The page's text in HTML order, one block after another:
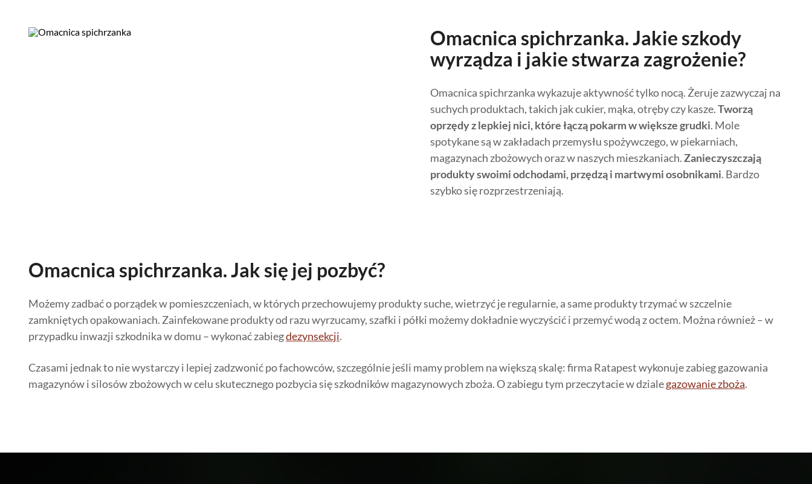
Omacnica spichrzanka. Jakie szkody
wyrządza i jakie stwarza zagrożenie?
Omacnica spichrzanka wykazuje aktywność tylko nocą. Żeruje zazwyczaj na
suchych produktach, takich jak cukier, mąka, otręby czy kasze.Tworzą
oprzędy z lepkiej nici, które łączą pokarm w większe grudki. Mole
spotykane są w zakładach przemysłu spożywczego, w piekarniach,
magazynach zbożowych oraz w naszych mieszkaniach.Zanieczyszczają
produkty swoimi odchodami, przędzą i martwymi osobnikami. Bardzo
szybko się rozprzestrzeniają.
Omacnica spichrzanka. Jak się jej pozbyć?
Możemy zadbać o porządek w pomieszczeniach, w których przechowujemy produkty suche, wietrzyć je regularnie, a same produkty trzymać w szczelnie
zamkniętych opakowaniach. Zainfekowane produkty od razu wyrzucamy, szafki i półki możemy dokładnie wyczyścić i przemyć wodą z octem. Można również – w
przypadku inwazji szkodnika w domu – wykonać zabiegdezynsekcji.
Czasami jednak to nie wystarczy i lepiej zadzwonić po fachowców, szczególnie jeśli mamy problem na większą skalę: firma Ratapest wykonuje zabieg gazowania
magazynów i silosów zbożowych w celu skutecznego pozbycia się szkodników magazynowych zboża. O zabiegu tym przeczytacie w dzialegazowanie zboża.